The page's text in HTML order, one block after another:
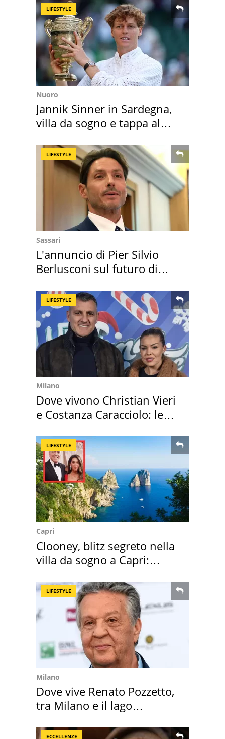
LIFESTYLE
Nuoro
Jannik Sinner in Sardegna,
villa da sogno e tappa al
LIFESTYLE
Sassari
L'annuncio di Pier Silvio
Berlusconi sul futuro di
LIFESTYLE
Milano
Dove vivono Christian Vieri
e Costanza Caracciolo: le
LIFESTYLE
Capri
Clooney, blitz segreto nella
villa da sogno a Capri:
LIFESTYLE
Milano
Dove vive Renato Pozzetto,
tra Milano e il lago
ECCELLENZE